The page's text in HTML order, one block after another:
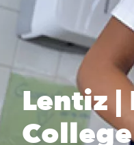
Lentiz |